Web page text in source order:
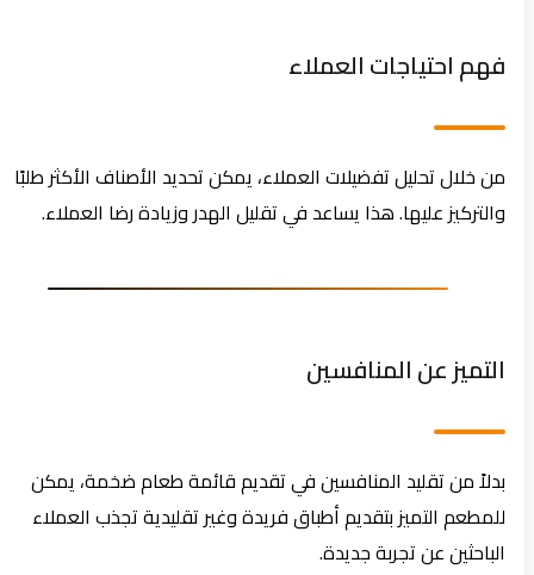
فهم احتياجات العملاء
من خلال تحليل تفضيلات العملاء، يمكن تحديد الأصناف الأكثر طلبًا
والتركيز عليها. هذا يساعد في تقليل الهدر وزيادة رضا العملاء.
التميز عن المنافسين
بدلاً من تقليد المنافسين في تقديم قائمة طعام ضخمة، يمكن
للمطعم التميز بتقديم أطباق فريدة وغير تقليدية تجذب العملاء
الباحثين عن تجربة جديدة.